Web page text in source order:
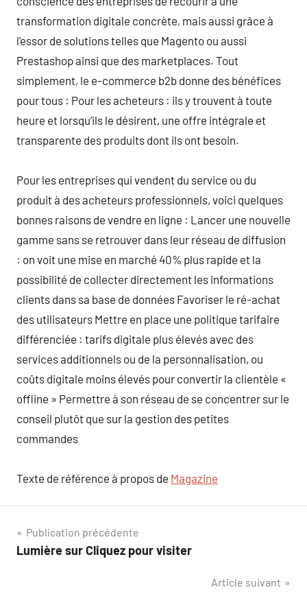
transformation digitale concrète, mais aussi grâce à
l’essor de solutions telles que Magento ou aussi
Prestashop ainsi que des marketplaces. Tout
simplement, le e-commerce b2b donne des bénéfices
pour tous : Pour les acheteurs : ils y trouvent à toute
heure et lorsqu’ils le désirent, une offre intégrale et
transparente des produits dont ils ont besoin.
Pour les entreprises qui vendent du service ou du
produit à des acheteurs professionnels, voici quelques
bonnes raisons de vendre en ligne : Lancer une nouvelle
gamme sans se retrouver dans leur réseau de diffusion
: on voit une mise en marché 40% plus rapide et la
possibilité de collecter directement les informations
clients dans sa base de données Favoriser le ré-achat
des utilisateurs Mettre en place une politique tarifaire
différenciée : tarifs digitale plus élevés avec des
services additionnels ou de la personnalisation, ou
coûts digitale moins élevés pour convertir la clientèle «
offline » Permettre à son réseau de se concentrer sur le
conseil plutôt que sur la gestion des petites
commandes
Texte de référence à propos de Magazine
Navigation
de
Publication précédente
Lumière sur Cliquez pour visiter
Article suivant